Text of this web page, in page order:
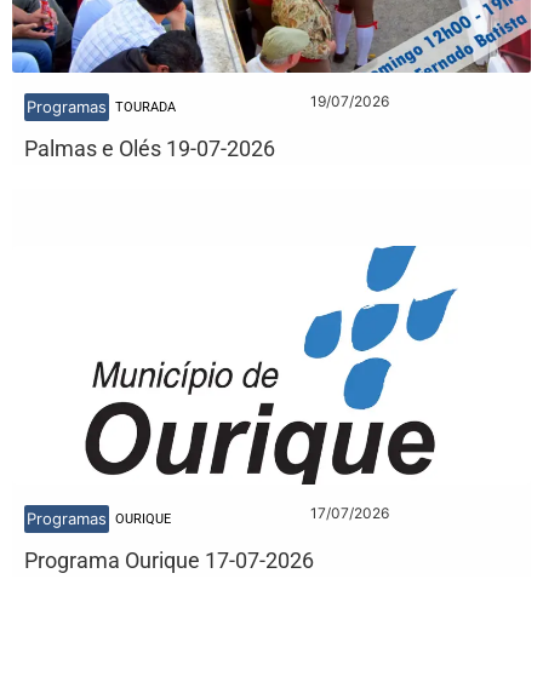
Programas TOURADA 19/07/2026
Palmas e Olés 19-07-2026
Programas OURIQUE 17/07/2026
Programa Ourique 17-07-2026